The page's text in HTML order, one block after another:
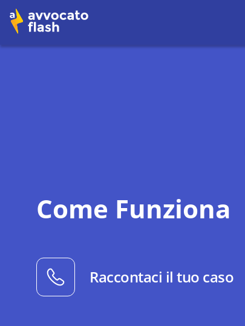
Come Funziona
Raccontaci il tuo caso